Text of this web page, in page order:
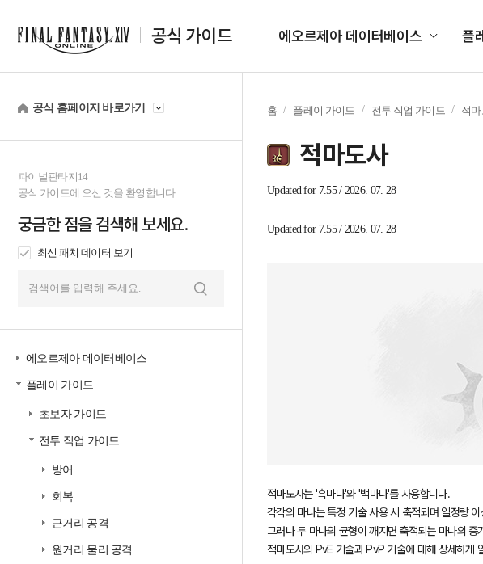
공식 가이드 에오르제아 데이터베이스 플
공식 홈페이지 바로가기
파이널판타지14
공식 가이드에 오신 것을 환영합니다.
궁금한 점을 검색해 보세요.
최신 패치 데이터 보기
에오르제아 데이터베이스
플레이 가이드
초보자 가이드
전투 직업 가이드
방어
회복
근거리 공격
원거리 물리 공격
홈 플레이 가이드 전투 직업 가이드 적
적마도사
tab1
Updated for 7.55 / 2026. 07. 28
tab2
Updated for 7.55 / 2026. 07. 28
적마도사는 '흑마나'와 '백마나'를 사용합니다.
각각의 마나는 특정 기술 사용 시 축적되며 일정량
그러나 두 마나의 균형이 깨지면 축적되는 마나의
적마도사의 PvE 기술과 PvP 기술에 대해 상세하게